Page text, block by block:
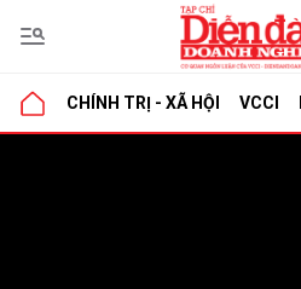
CHÍNH TRỊ - XÃ HỘI VCCI